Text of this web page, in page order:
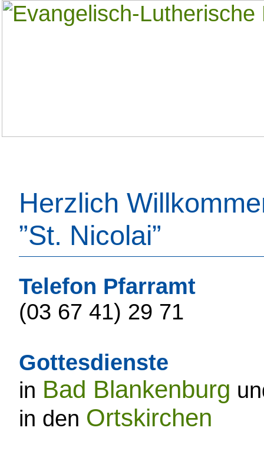
Herzlich
”St. Nicolai”
Telefon Pfarramt
(03 67 41) 29 71
Gottesdienste
in Bad Blankenburg
in den Ortskirchen